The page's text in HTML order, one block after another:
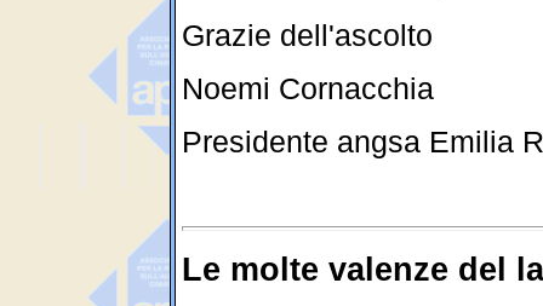
Grazie dell'ascolto
Noemi Cornacchia
Presidente angsa Emilia
Le molte valenze del